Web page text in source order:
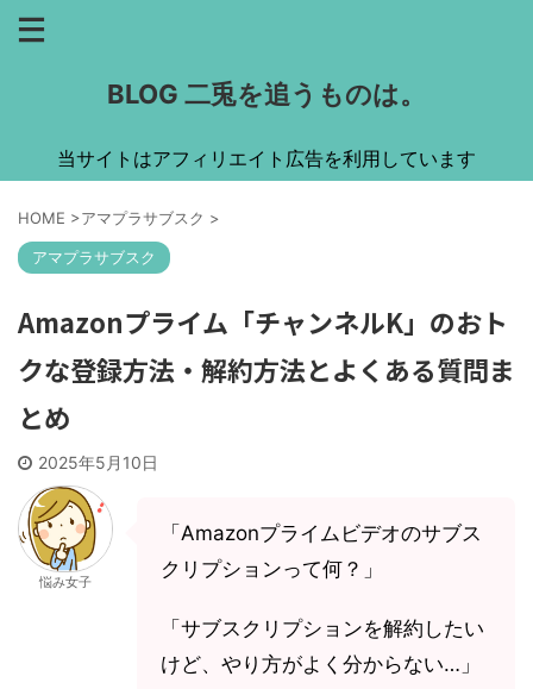
BLOG 二兎を追うものは。
当サイトはアフィリエイト広告を利用しています
HOME >アマプラサブスク >
アマプラサブスク
Amazonプライム「チャンネルK」のおト
クな登録方法・解約方法とよくある質問ま
とめ
2025年5月10日
悩み女子
「Amazonプライムビデオのサブス
クリプションって何？」
「サブスクリプションを解約したい
けど、やり方がよく分からない…」